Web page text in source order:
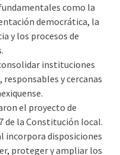
como la
democrática, la
y los procesos de
instituciones
y cercanas
el proyecto de
de la Constitución local.
incorpora disposiciones
proteger y ampliar los